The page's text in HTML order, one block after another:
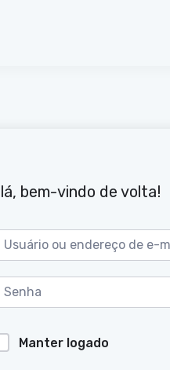
bem-vindo de volta!
Manter logado